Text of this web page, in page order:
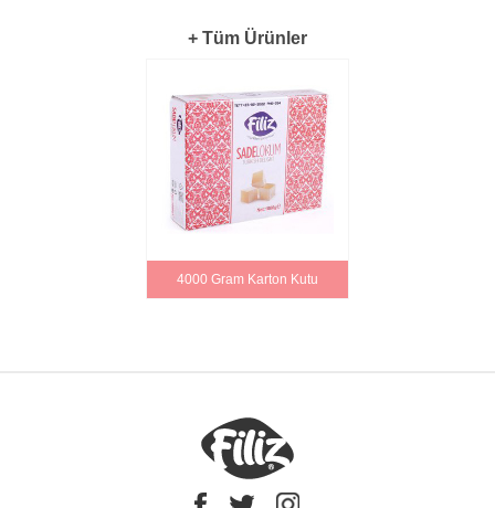
+ Tüm Ürünler
4000 Gram Karton Kutu